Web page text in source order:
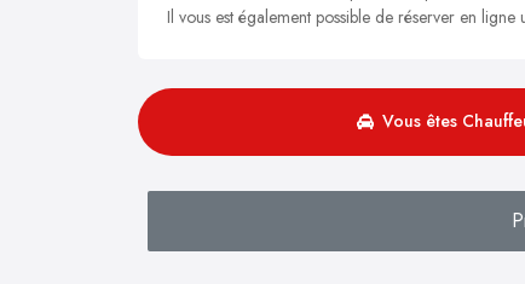
Il vous est également possible de réserver en
Vous êtes